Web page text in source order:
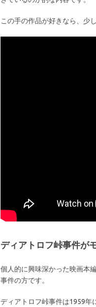
この手の作品が好きなら、少
ディアトロフ峠事件が
個人的に興味深かった映画本
事件の方です。
ディアトロフ峠事件は1959年